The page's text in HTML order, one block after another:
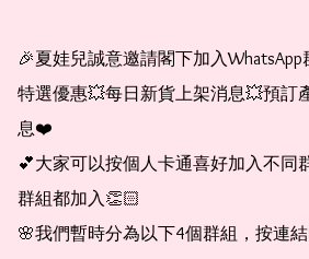
🎉夏娃兒誠意邀請閣下加入
特選優惠💥每日新貨上架消息💥預訂
息❤️
💕大家可以按個人卡通喜好加入不同
群組都加入👏🏻
🌸我們暫時分為以下4個群組，按連結